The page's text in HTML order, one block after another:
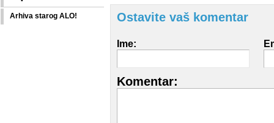
Arhiva starog ALO! Ostavite vaš komentar
Ime:
Komentar: